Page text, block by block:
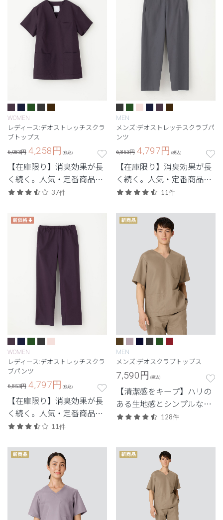
WOMEN
レディース:デオストレッチスクラ
ブトップス
6,083円 4,258円 (税込)
【在庫限り】消臭効果が長
く続く。人気・定番商品の
デオをアップデートした機
37件
MEN
メンズ:デオストレッチスクラブパ
ンツ
6,853円 4,797円 (税込)
【在庫限り】消臭効果が長
く続く。人気・定番商品の
デオをアップデートした機
11件
WOMEN
レディース:デオストレッチスクラ
ブパンツ
6,853円 4,797円 (税込)
【在庫限り】消臭効果が長
く続く。人気・定番商品の
デオをアップデートした機
11件
MEN
メンズ:デオスクラブトップス
7,590円 (税込)
【清潔感をキープ】ハリの
ある生地感とシンプルなデ
ザイン。清潔感と快適さに
128件